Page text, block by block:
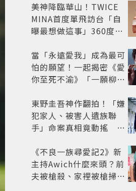
美神降臨華山！TWICE
MINA首度單飛訪台「自
曝最想做這事」360度0
開
當「永遠愛我」成為最可
怕的願望！一起揭密《愛
你至死不渝》「一願柳」
路
東野圭吾神作翻拍！「嫌
犯家人、被害人遺族聯
手」命案真相竟動搖
框架展開
《不良一族尋愛記2》新
主持Awich什麼來頭？前
夫被槍殺、家裡被槍掃射